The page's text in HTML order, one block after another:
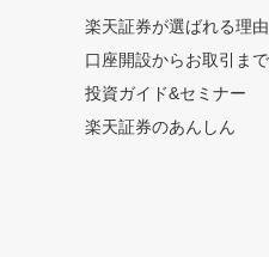
楽天証券が選ばれる理由
口座開設からお取引ま
投資ガイド&セミナー
楽天証券のあんしん